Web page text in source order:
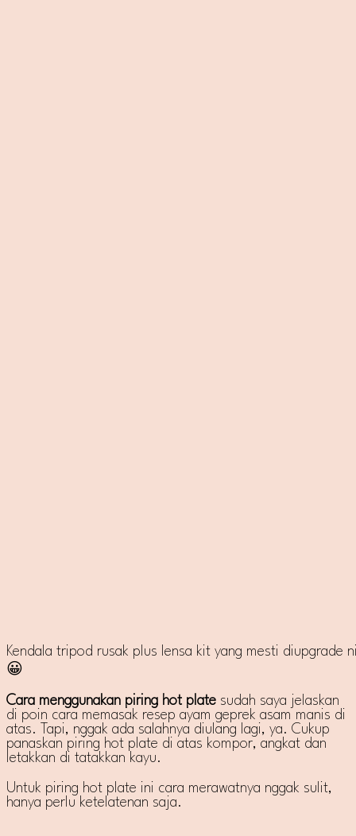
Kendala tripod rusak plus lensa kit yang mesti diupgrade
😀
Cara menggunakan piring hot plate sudah saya jelaskan
di poin cara memasak resep ayam geprek asam manis di
atas. Tapi, nggak ada salahnya diulang lagi, ya. Cukup
panaskan piring hot plate di atas kompor, angkat dan
letakkan di tatakkan kayu.
Untuk piring hot plate ini cara merawatnya nggak sulit,
hanya perlu ketelatenan saja.